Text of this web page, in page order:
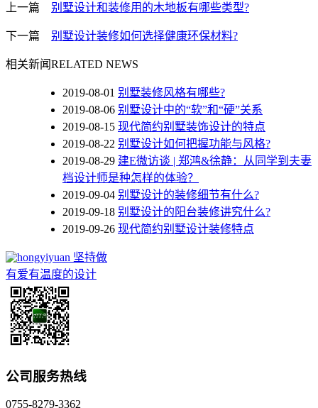
上一篇 别墅设计和装修用的木地板有哪些类型?
下一篇 别墅设计装修如何选择健康环保材料?
相关新闻RELATED NEWS
2019-08-01 别墅装修风格有哪些?
2019-08-06 别墅设计中的“软”和“硬”关系
2019-08-15 现代简约别墅装饰设计的特点
2019-08-22 别墅设计如何把握功能与风格?
2019-08-29 建E微访谈 | 郑鸿&徐静：从同学到夫妻
档设计师是种怎样的体验？
2019-09-04 别墅设计的装修细节有什么?
2019-09-18 别墅设计的阳台装修讲究什么?
2019-09-26 现代简约别墅设计装修特点
坚持做
有爱有温度的设计
公司服务热线
0755-8279-3362